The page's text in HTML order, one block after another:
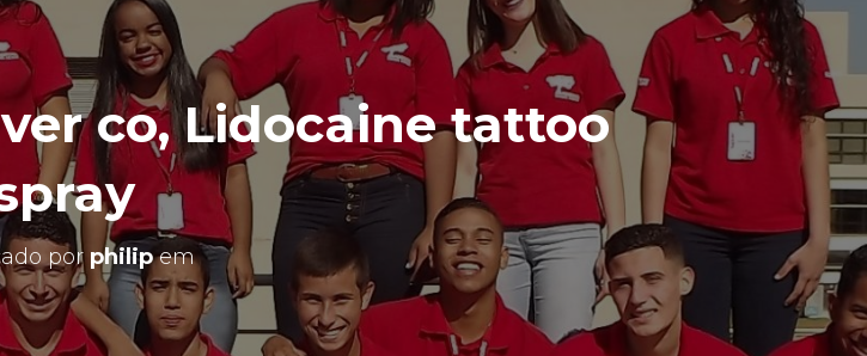
co, Lidocaine tattoo
por philipem